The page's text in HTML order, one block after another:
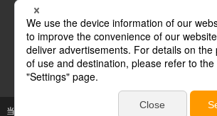
グループ会社
テレビ朝日 テレ朝チャ
当社が著作権、著作隣接権を有する放送番組等の